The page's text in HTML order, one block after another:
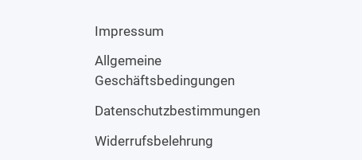
Impressum
Allgemeine
Geschäftsbedingungen
Datenschutzbestimmungen
Widerrufsbelehrung